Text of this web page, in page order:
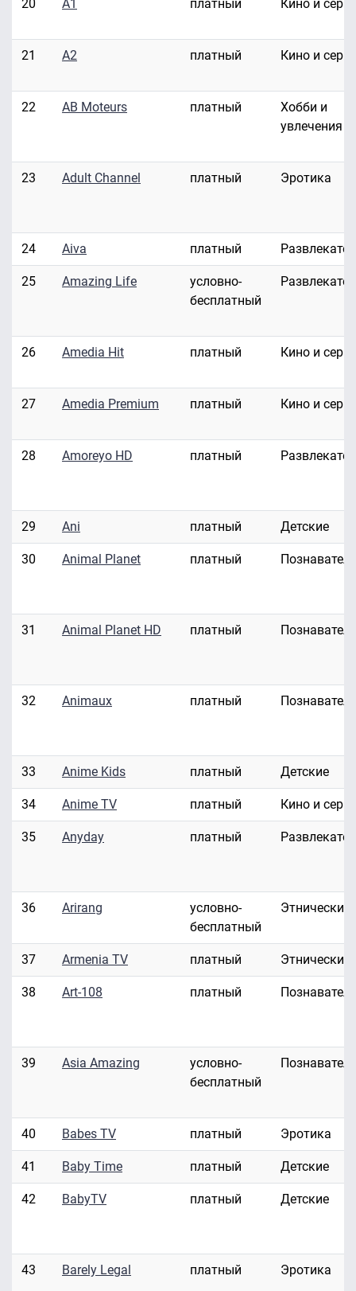
20 A1 платный Кино и
21 A2 платный Кино и
22 AB Moteurs платный
Хобби и
увлечения
23 Adult Channel платный Эротика
24 Aiva платный
25 Amazing Life
условно-
бесплатный
26 Amedia Hit платный Кино и
27 Amedia Premium платный Кино и
28 Amoreyo HD платный
29 Ani платный Детские
30 Animal Planet платный
31 Animal Planet HD платный
32 Animaux платный
33 Anime Kids платный Детские
34 Anime TV платный Кино и
35 Anyday платный
36 Arirang
условно-
бесплатный
Этнические
37 Armenia TV платный Этнические
38 Art-108 платный
39 Asia Amazing
условно-
бесплатный
40 Babes TV платный Эротика
41 Baby Time платный Детские
42 BabyTV платный Детские
43 Barely Legal платный Эротика